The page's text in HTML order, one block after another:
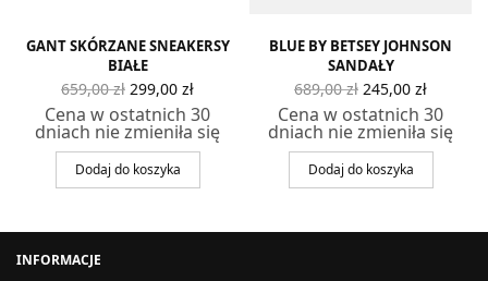
GANT SKÓRZANE SNEAKERSY
BIAŁE
659,00zł Pierwotna
cena
wynosiła:
659,00 zł.
299,00 zł
wynosi:
299,00 zł.
Cena w ostatnich 30
dniach nie zmieniła się
Dodaj do koszyka
BLUE BY BETSEY JOHNSON
SANDAŁY
689,00zł Pierwotna
cena
wynosiła:
689,00 zł.
245,00 zł
245,00
Cena w ostatnich 30
dniach nie zmieniła się
Dodaj do koszyka
INFORMACJE